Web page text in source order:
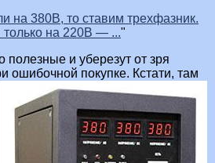
на 380В, то ставим трехфазник.
только на 220В — ...
полезные и уберезут от зря
ошибочной покупке. Кстати, там